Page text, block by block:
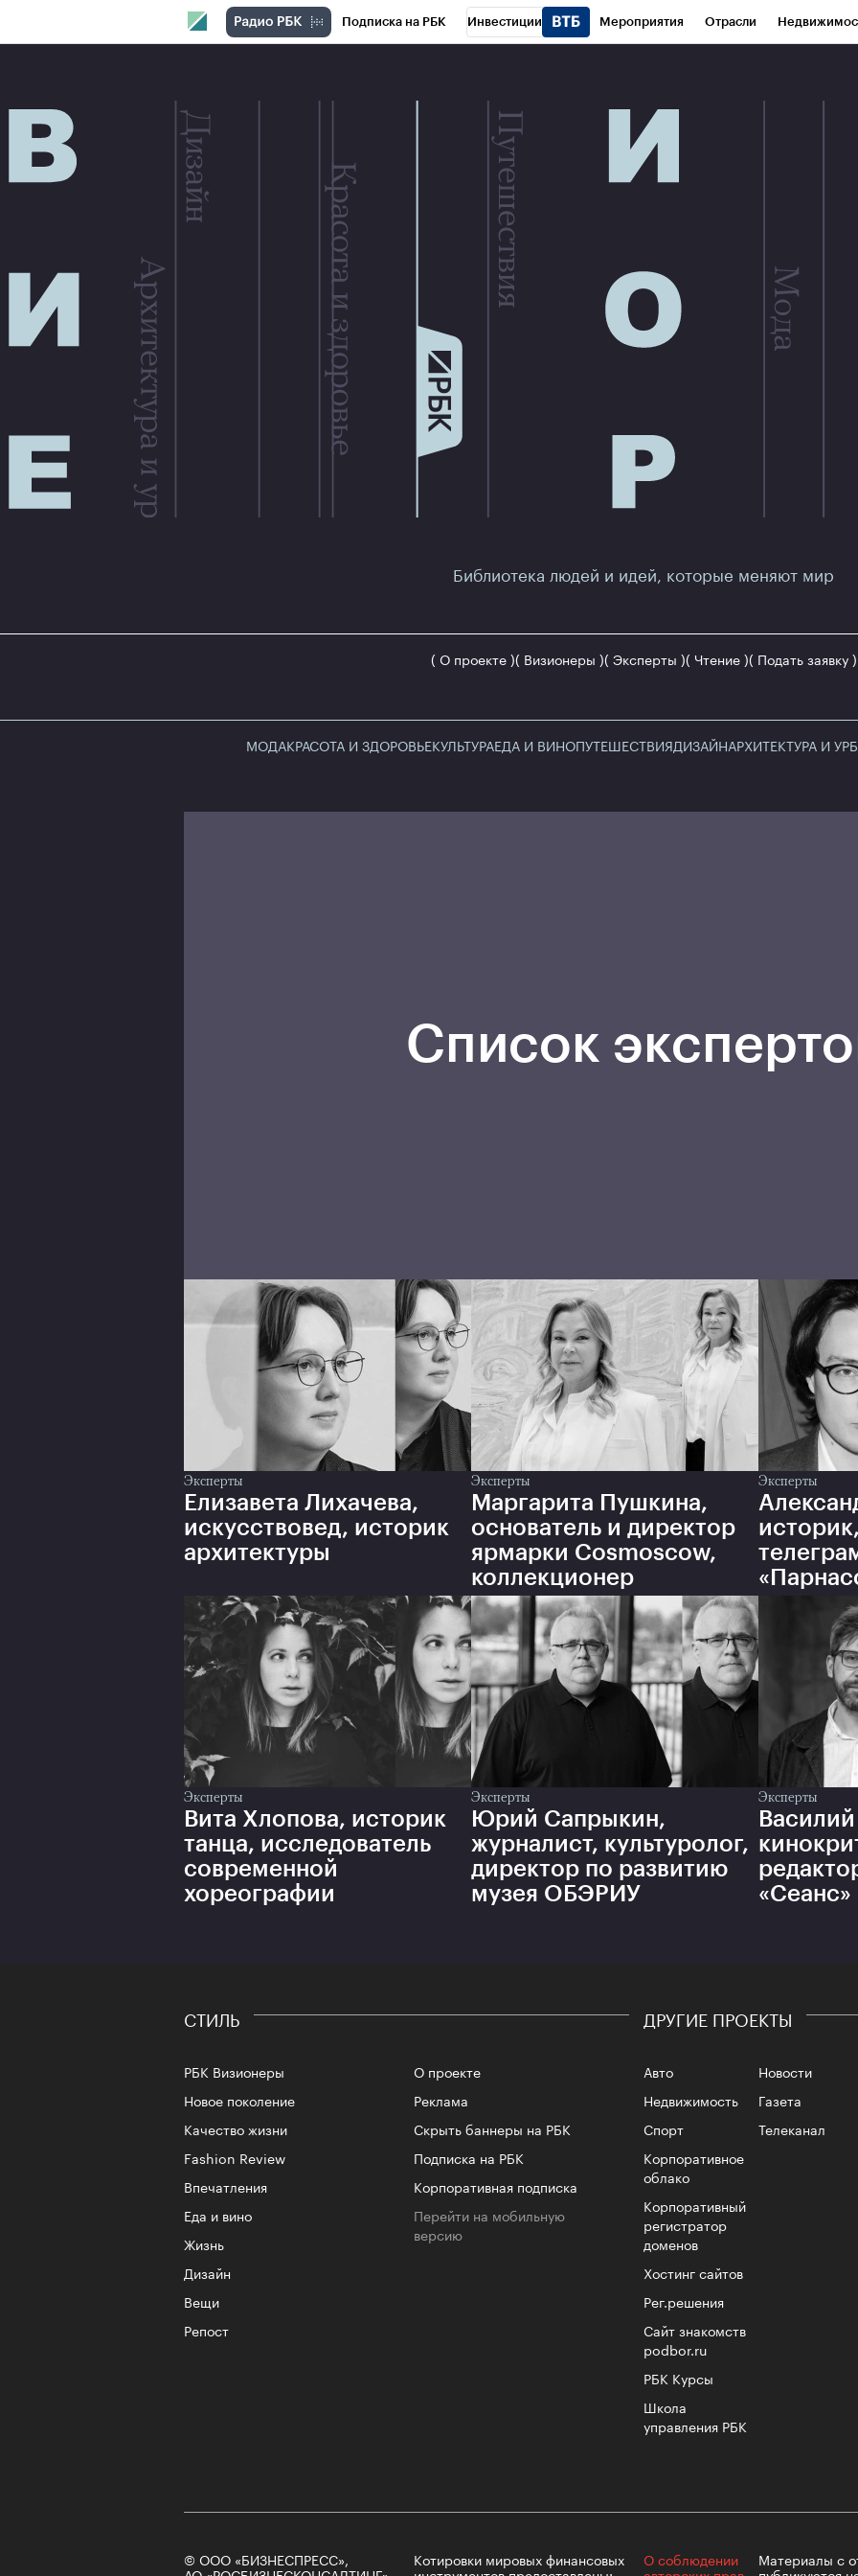
Подписка на РБК Инвестиции Мероприятия Отрасли
Визионеры Национальные проекты
РБК Бизнес-среда Дискуссионный клуб
Франшизы Спецпроекты СПб
Проверка контрагентов Политика
Рынок наличной валюты
Библиотека людей и идей, которые меняют мир
( О проекте)( Визионеры )( Эксперты )( Чтение)( Подать заявку)
МОДАКРАСОТА И ЗДОРОВЬЕКУЛЬТУРАЕДА И ВИНОПУТЕШЕСТВИЯДИЗАЙНАРХИТЕКТУРА И
Список
Эксперты
Елизавета Лихачева,
искусствовед, историк
архитектуры
Эксперты
Маргарита Пушкина,
основатель и директор
ярмарки Cosmoscow,
коллекционер
Эксперты
Эксперты
Вита Хлопова, историк
танца, исследователь
современной
хореографии
Эксперты
Юрий Сапрыкин,
журналист, культуролог,
директор по развитию
музея ОБЭРИУ
Эксперты
«Сеанс»
СТИЛЬ
РБК Визионеры
Новое поколение
Качество жизни
Fashion Review
Впечатления
Еда и вино
Жизнь
Дизайн
Вещи
Репост
О проекте
Реклама
Скрыть баннеры на РБК
Подписка на РБК
Корпоративная подписка
Перейти на мобильную
версию
ДРУГИЕ ПРОЕКТЫ
Авто
Недвижимость
Спорт
Корпоративное
облако
Корпоративный
регистратор
доменов
Хостинг сайтов
Рег.решения
Сайт знакомств
podbor.ru
РБК Курсы
Школа
управления РБК
Новости
Газета
Телеканал
© ООО «БИЗНЕСПРЕСС», Котировки мировых финансовых О соблюдении Материалы с